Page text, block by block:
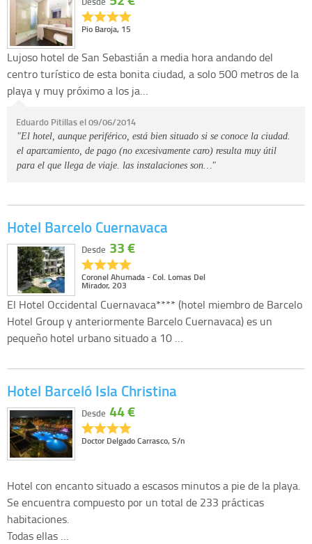
Pio Baroja, 15
Lujoso hotel de San Sebastián a media hora andando del
centro turístico de esta bonita ciudad, a solo 500 metros de la
playa y muy próximo a los ja…
Eduardo Pitillas el 09/06/2014
"El hotel, aunque periférico, está bien situado si se conoce la ciudad.
el aparcamiento, de pago (no excesivamente caro) resulta muy útil
para el que llega de viaje. las instalaciones son…"
Hotel Barcelo Cuernavaca
Coronel Ahumada - Col. Lomas Del
Mirador, 203
Desde 33 €
El Hotel Occidental Cuernavaca**** (hotel miembro de Barcelo
Hotel Group y anteriormente Barcelo Cuernavaca) es un
pequeño hotel urbano situado a 10 …
Hotel Barceló Isla Christina
Doctor Delgado Carrasco, S/n
Desde 44 €
Hotel con encanto situado a escasos minutos a pie de la playa.
Se encuentra compuesto por un total de 233 prácticas
habitaciones.
Todas ellas …